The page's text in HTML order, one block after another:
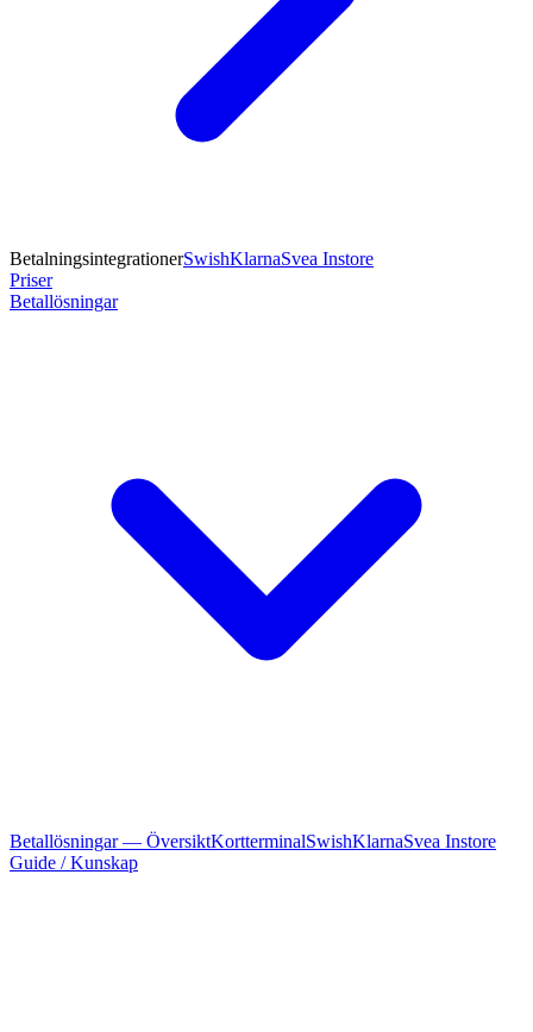
BetalningsintegrationerSwishKlarnaSvea Instore
Priser
Betallösningar
Betallösningar — ÖversiktKortterminalSwishKlarnaSvea Instore
Guide / Kunskap